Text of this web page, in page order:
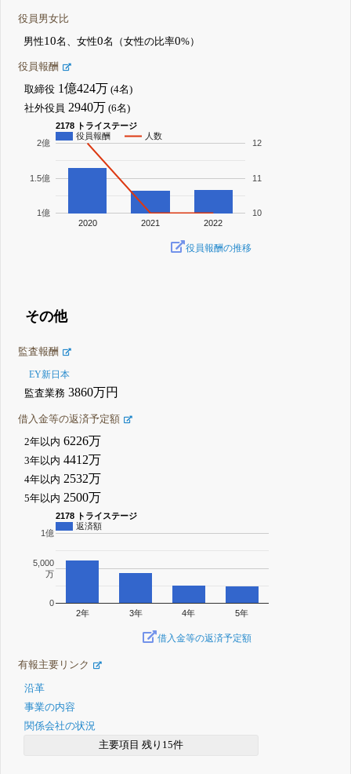
役員男女比
男性10名、女性0名（女性の比率0%）
役員報酬
取締役 1億424万 (4名)
社外役員 2940万 (6名)
2178 トライステージ
役員報酬
人数
2020 2021 2022
1億
1.5億
2億
10
11
12
役員報酬の推移
その他
監査報酬
EY新日本
監査業務 3860万円
借入金等の返済予定額
2年以内 6226万
3年以内 4412万
4年以内 2532万
5年以内 2500万
2178 トライステージ
返済額
2年 3年 4年 5年
0
5,000
万
1億
借入金等の返済予定額
有報主要リンク
沿革
事業の内容
関係会社の状況
主要項目 残り15件